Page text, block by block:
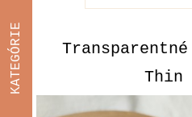
Thin
KATEGÓRIE